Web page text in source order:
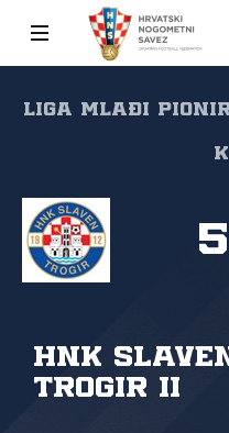
Liga mlađi
HNK
Trogir II
5